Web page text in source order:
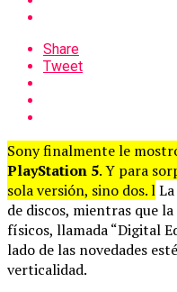
Share
Tweet
Sony finalmente le
PlayStation 5. Y para
sola versión, sino dos. l
de discos, mientras que
físicos, llamada “Digital
lado de las novedades
verticalidad.